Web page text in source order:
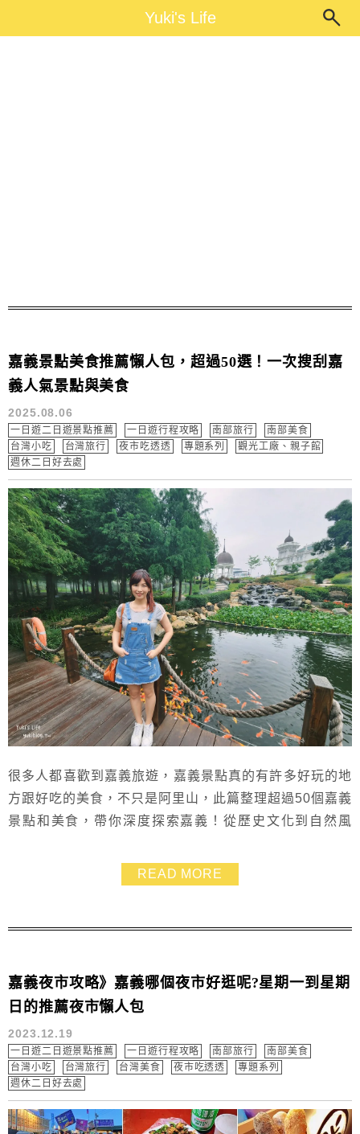
Yuki's LifeYuki's Life
嘉義景點美食推薦懶人包，超過50選！一次搜刮嘉
義人氣景點與美食
2025.08.06
一日遊二日遊景點推薦 一日遊行程攻略 南部旅行
南部美食
台灣小吃
台灣旅行 夜市吃透透 專題系列
觀光工廠、親子館
週休二日好去處
很多人都喜歡到嘉義旅遊，嘉義景點真的有許多好玩的地
方跟好吃的美食，不只是阿里山，此篇整理超過50個嘉義
景點和美食，帶你深度探索嘉義！從歷史文化到自然風
不夠，至少要安排兩天一夜或三天二夜的旅行呀！跟著家
人來趟嘉義的輕旅行，玩好吃滿，然後你就會深深愛上嘉
READ MORE
嘉義夜市攻略》嘉義哪個夜市好逛呢?星期一到星期
日的推薦夜市懶人包
2023.12.19
一日遊二日遊景點推薦 一日遊行程攻略 南部旅行
南部美食
台灣小吃
台灣旅行 台灣美食 夜市吃透透
專題系列
週休二日好去處